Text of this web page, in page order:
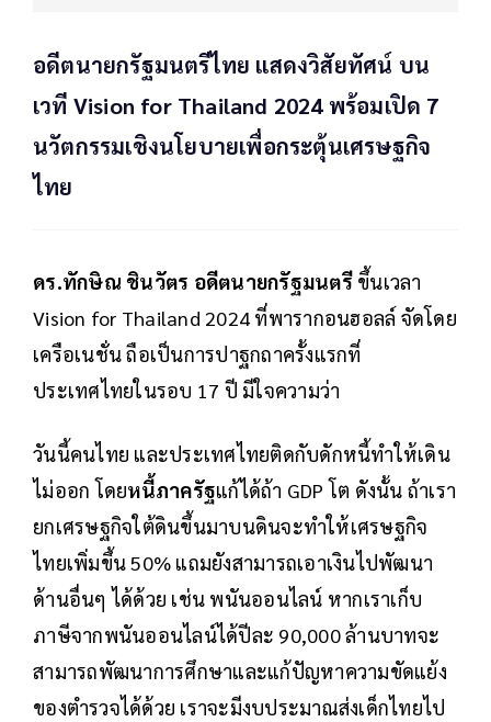
อดีตนายกรัฐมนตรีไทย แสดงวิสัยทัศน์ บน
เวที Vision for Thailand 2024 พร้อมเปิด 7
นวัตกรรมเชิงนโยบายเพื่อกระตุ้นเศรษฐกิจ
ไทย
ดร.ทักษิณ ชินวัตร อดีตนายกรัฐมนตรี ขึ้นเวลา
Vision for Thailand 2024 ที่พารากอนฮอลล์ จัดโดย
เครือเนชั่น ถือเป็นการปาฐกถาครั้งแรกที่
ประเทศไทยในรอบ 17 ปี มีใจความว่า
วันนี้คนไทย และประเทศไทยติดกับดักหนี้ทำให้เดิน
ไม่ออก โดยหนี้ภาครัฐแก้ได้ถ้า GDP โต ดังนั้น ถ้าเรา
ยกเศรษฐกิจใต้ดินขึ้นมาบนดินจะทำให้เศรษฐกิจ
ไทยเพิ่มขึ้น 50% แถมยังสามารถเอาเงินไปพัฒนา
ด้านอื่นๆ ได้ด้วย เช่น พนันออนไลน์ หากเราเก็บ
ภาษีจากพนันออนไลน์ได้ปีละ 90,000 ล้านบาทจะ
สามารถพัฒนาการศึกษาและแก้ปัญหาความขัดแย้ง
ของตำรวจได้ด้วย เราจะมีงบประมาณส่งเด็กไทยไป